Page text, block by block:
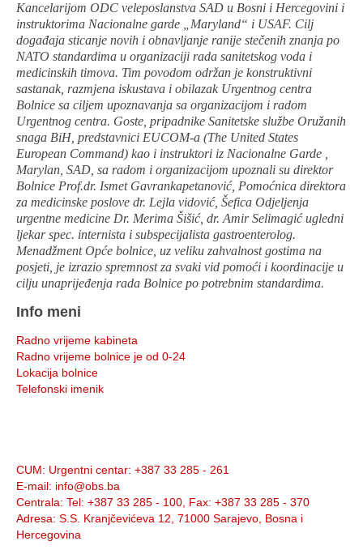
Kancelarijom ODC veleposlanstva SAD u Bosni i Hercegovini i
instruktorima Nacionalne garde „Maryland“ i USAF. Cilj
događaja sticanje novih i obnavljanje ranije stečenih znanja po
NATO standardima u organizaciji rada sanitetskog voda i
medicinskih timova. Tim povodom održan je konstruktivni
sastanak, razmjena iskustava i obilazak Urgentnog centra
Bolnice sa ciljem upoznavanja sa organizacijom i radom
Urgentnog centra. Goste, pripadnike Sanitetske službe Oružanih
snaga BiH, predstavnici EUCOM-a (The United States
European Command) kao i instruktori iz Nacionalne Garde ,
Marylan, SAD, sa radom i organizacijom upoznali su direktor
Bolnice Prof.dr. Ismet Gavrankapetanović, Pomoćnica direktora
za medicinske poslove dr. Lejla vidović, Šefica Odjeljenja
urgentne medicine Dr. Merima Šišić, dr. Amir Selimagić ugledni
ljekar spec. internista i subspecijalista gastroenterolog.
Menadžment Opće bolnice, uz veliku zahvalnost gostima na
posjeti, je izrazio spremnost za svaki vid pomoći i koordinacije u
cilju unaprijeđenja rada Bolnice po potrebnim standardima.
Info meni
Radno vrijeme kabineta
Radno vrijeme bolnice je od 0-24
Lokacija bolnice
Telefonski imenik
CUM: Urgentni centar: +387 33 285 - 261
E-mail: info@obs.ba
Centrala: Tel: +387 33 285 - 100, Fax: +387 33 285 - 370
Adresa: S.S. Kranjčevićeva 12, 71000 Sarajevo, Bosna i
Hercegovina